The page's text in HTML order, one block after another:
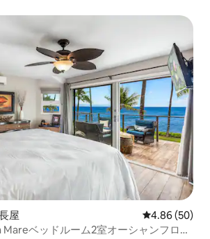
屋 レビュー50
4.86 (50)
Mareベッドルーム2室オーシャンフロン